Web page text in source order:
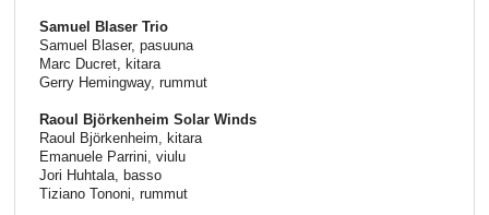
Samuel Blaser Trio
Samuel Blaser, pasuuna
Marc Ducret, kitara
Gerry Hemingway, rummut
Raoul Björkenheim Solar Winds
Raoul Björkenheim, kitara
Emanuele Parrini, viulu
Jori Huhtala, basso
Tiziano Tononi, rummut